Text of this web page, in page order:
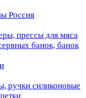
Россия
прессы для мяса
банок, банок
ручки силиконовые